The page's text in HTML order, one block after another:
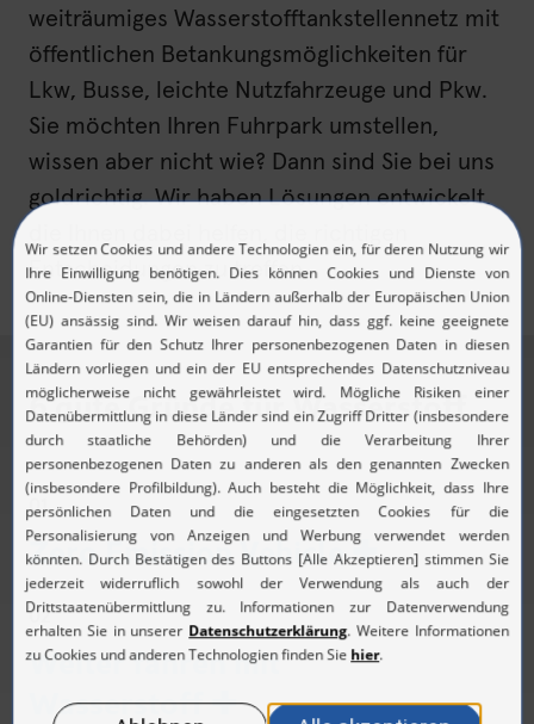
weiträumiges Wasserstofftankstellennetz mit
öffentlichen Betankungsmöglichkeiten für
Lkw, Busse, leichte Nutzfahrzeuge und Pkw.
Sie möchten Ihren Fuhrpark umstellen,
wissen aber nicht wie? Dann sind Sie bei uns
goldrichtig. Wir haben Lösungen entwickelt,
Entscheidungen zu treffen.
6 gute Gründe für Wasserstoff
01
Zero Emission Vehicle ✚
02
Weiter fahren mit
Wasserstoff ✚